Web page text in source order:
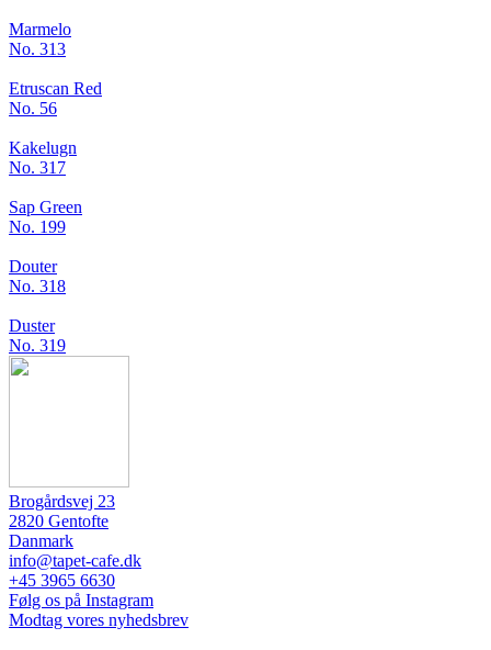
Marmelo
No. 313
Etruscan Red
No. 56
Kakelugn
No. 317
Sap Green
No. 199
Douter
No. 318
Duster
No. 319
Brogårdsvej 23
2820 Gentofte
Danmark
info@tapet-cafe.dk
+45 3965 6630
Følg os på Instagram
Modtag vores nyhedsbrev